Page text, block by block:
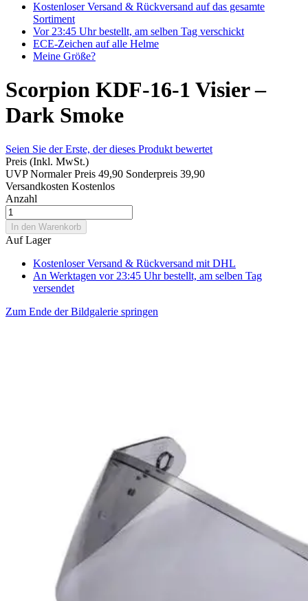
Kostenloser Versand & Rückversand auf das gesamte
Sortiment
Vor 23:45 Uhr bestellt, am selben Tag verschickt
ECE-Zeichen auf alle Helme
Meine Größe?
Scorpion KDF-16-1 Visier –
Dark Smoke
Seien Sie der Erste, der dieses Produkt bewertet
Preis (Inkl. MwSt.)
UVPNormaler Preis 49,90 Sonderpreis 39,90
Versandkosten Kostenlos
Anzahl
In den Warenkorb
Auf Lager
Kostenloser Versand & Rückversand mit DHL
An Werktagen vor 23:45 Uhr bestellt, am selben Tag
versendet
Zum Ende der Bildgalerie springen